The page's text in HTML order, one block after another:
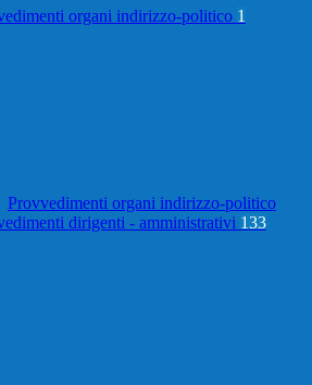
organi indirizzo-politico 1
Provvedimenti organi indirizzo-politico
dirigenti - amministrativi 133